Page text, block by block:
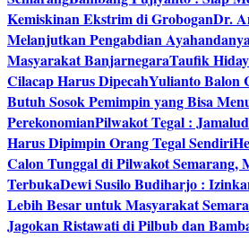
Kemiskinan Ekstrim di GroboganDr.
Melanjutkan Pengabdian
Masyarakat BanjarnegaraTaufik
Cilacap Harus DipecahYulianto Balon
Butuh Sosok Pemimpin yang Bisa
PerekonomianPilwakot Tegal :
Harus Dipimpin Orang Tegal Sendiri
Calon Tunggal di Pilwakot Semarang,
TerbukaDewi Susilo Budiharjo :
Lebih Besar untuk Masyarakat
Jagokan Ristawati di Pilbub dan